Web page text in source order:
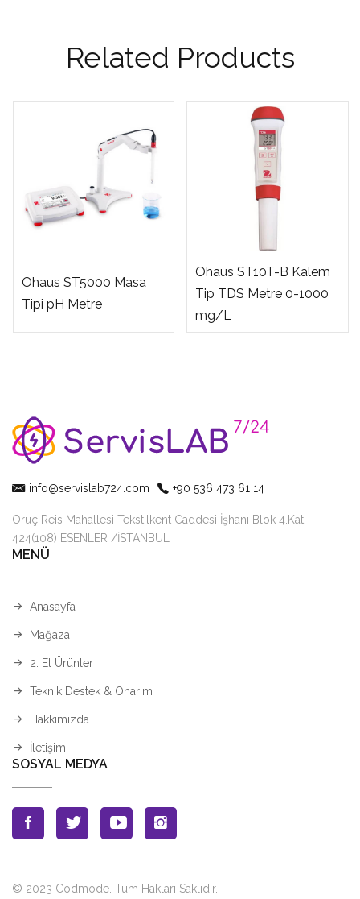
Related Products
Ohaus ST5000 Masa
Tipi pH Metre
Ohaus ST10T-B Kalem
Tip TDS Metre 0-1000
mg/L
info@servislab724.com +90 536 473 61 14
Oruç Reis Mahallesi Tekstilkent Caddesi İşhanı Blok 4.Kat
424(108) ESENLER /İSTANBUL
MENÜ
Anasayfa
Mağaza
2. El Ürünler
Teknik Destek & Onarım
Hakkımızda
İletişim
SOSYAL MEDYA
© 2023 Codmode. Tüm Hakları Saklıdır.